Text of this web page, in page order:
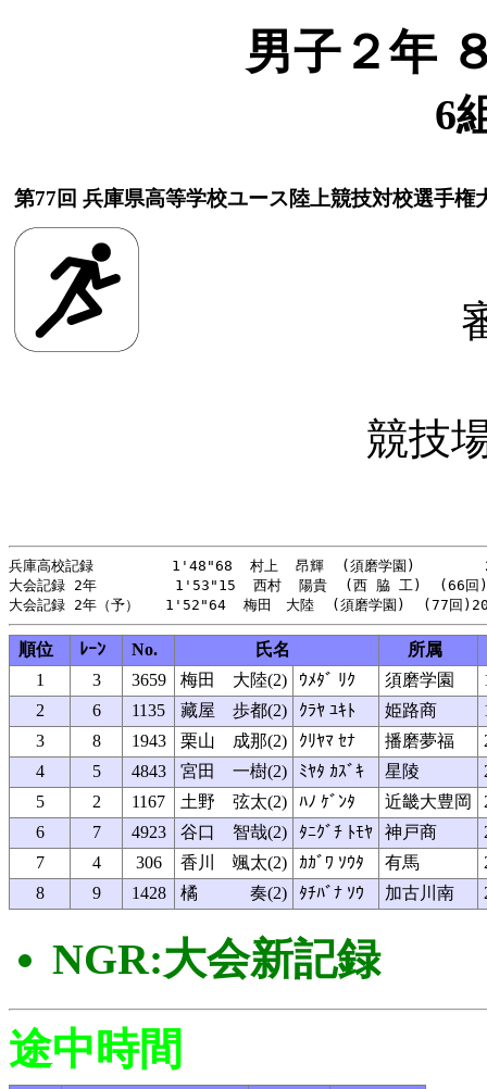
男子２年
6
第77回 兵庫県高等学校ユース陸上競技対校選手権
競技
兵庫高校記録         1'48"68  村上  昂輝  (須磨学園)
大会記録 2年         1'53"15  西村  陽貴  (西 脇 工)  (66回
順位 ﾚｰﾝ No. 氏名
所属
1
3 3659 梅田 大陸(2) ｳﾒﾀﾞ ﾘｸ 須磨学園
2
6 1135 藏屋 歩都(2) ｸﾗﾔ ﾕｷﾄ 姫路商
3
8 1943 栗山 成那(2) ｸﾘﾔﾏ ｾﾅ 播磨夢福
4
5 4843 宮田 一樹(2) ﾐﾔﾀ ｶｽﾞｷ 星陵
5
2 1167 土野 弦太(2) ﾊﾉ ｹﾞﾝﾀ 近畿大豊岡
6
7 4923 谷口 智哉(2) ﾀﾆｸﾞﾁ ﾄﾓﾔ 神戸商
7
4 306 香川 颯太(2) ｶｶﾞﾜ ｿｳﾀ 有馬
8
9 1428 橘 奏(2) ﾀﾁﾊﾞﾅ ｿｳ 加古川南
NGR:大会新記録
途中時間